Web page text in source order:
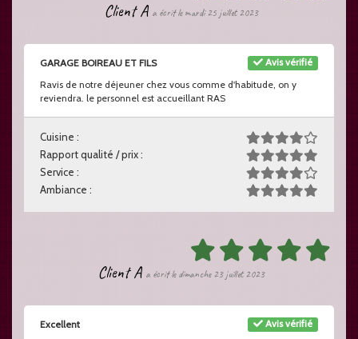
Client A a écrit le mardi 25 juillet 2023
Avis vérifié
GARAGE BOIREAU ET FILS
Ravis de notre déjeuner chez vous comme d'habitude, on y
reviendra. le personnel est accueillant RAS
Cuisine :
Rapport qualité / prix :
Service :
Ambiance :
Client A a écrit le dimanche 23 juillet 2023
Avis vérifié
Excellent